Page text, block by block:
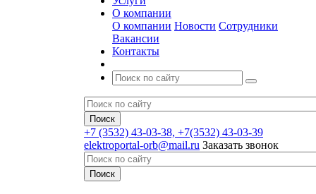
О компании
О компании Новости Сотрудники
Вакансии
Контакты
+7 (3532) 43-03-38, +7(3532) 43-03-39
elektroportal-orb@mail.ru Заказать звонок